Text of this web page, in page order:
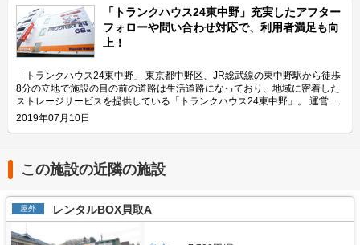
ースのため、アメリカンクルーザー、レーサー・スポーツタイプ、ビッグス
クーターなど、高級車や大型車の保管にもご利用頂いております。 セキュ
リティや安全面について教えてください。 「ハローバイクガレージ北上
野」は屋内タイプで雨風を防ぐことができ、また、電動シャッターや防犯カ
メラなどを設置しているためセキュリテイ面もしっかりしているので、盗難
やイタズラから愛車を守りたい、大切なバイクを雨風で汚したくない方にお
すすめです。 費用や契約について教えてください。 月額17,400円（税込）
の価格でバイク1台を駐車できます。施設の詳細な仕様については事前内覧
をおすすめ致します。ご契約の前に駐車スペースや立地など確認頂けます。
契約時はバイクのメーカー・車種・ナンバーを確認していますが、これから
バイクを購入する方はお問い合わせの際にお知らせください。時期によって
は使用料や事務手数料がお得になるキャンペーンも実施していますので、
LIFULLトランクルームのメール又は電話にてお問い合わせください。 編集
後記 「ハローバイクガレージ北上野」は駅から近くて万全なセキュリティ
はお早めにお問い合わせした方が良さそうだ。 運営会社は東証マザーズ上
場企業でもあるエリアリンク株式会社。2016年頃、西東京エリアで試験的
にはじめた駐車場タイプのバイクパーキングは当初ここまでの拡大を予想し
ていなかったとのことだが、順調に拡大を続け、現在、都内を中心に1,000
ご紹介致します。 「ハローバイクボックス足立竹ノ塚パート2」の特長を教
えてください。 ボックスタイプの「ハローバイクボックス足立竹ノ塚パー
ト2」は、国道4号線から車でアクセスしやすい立地にある施設です。 広さ2
帖・幅110cm・奥行き252cm・高さ197cmのバイクボックスが17室ご用意
しており、24時間365日自由にご利用頂けます。 エリアリンク株式会社の
「ハローバイクボックス」は全国のライダー様から愛されているBOXシェ
ローを採用した施設のため、風雨による汚れや浸食に強いのが特長です。幅
広いラダーレールが付いており、バイクの乗り入れが簡単です。また、ボッ
クス内には棚を設置しておりますので、ヘルメットなどの小物を置くことも
可能です。パーツやメンテナンス用品も収納できるのでとても便利です。
クスプレス線が通る足立区内にお住いのライダーの方を中心にご利用頂いて
おります。主にアメリカンクルーザーやビッグスクーター、レーサー・スポ
ーツタイプなど高級車又は大型車の保管が多くみられます。 セキュリティ
や安全面について教えてください。 「ハローバイクボックス足立竹ノ塚パ
ート2」はBOXシェローを採用した施設のため屋外タイプのバイクパーキン
グと違って雨風を防ぐことができ、盗難のリスクも抑えることができます。
する必要がありません。セキュリティ面としてバイクボックスの扉に南京錠
「トランクハウス24東中野」充実したアフター
フォローや問い合わせ対応で、利用者満足も向
上！
「トランクハウス24東中野」 東京都中野区、JR総武線の東中野駅から徒歩
8分の立地で施設の目の前の道路は生活道路になっており、地域に密着した
ストレージサービスを提供している「トランクハウス24東中野」。 運営会
社はエリアリンク株式会社。コンテナ・ストレージ業界でトップシェアを誇
に利用されています。 今回は、エリアリンク株式会社が運営している「ト
ランクハウス24東中野」の特徴や利用用途の傾向、会社の想いなどをご紹
介します。 トランクハウス24東中野の特徴を教えてください。 2018年12
月にオープンした「トランクハウス24東中野」。1階〜4階まで1軒まるごと
トランクルームで、部屋の大きさは0.9帖のコンパクトサイズから9.8帖の大
きいサイズまで展開しています。24時間365日利用でき、セキュリティも空
調も最新設備を整えているため、衣類・本・季節物などの荷物から大型家具
2019年07月10日
この施設の近隣の施設
屋外 レンタルBOX貝取A